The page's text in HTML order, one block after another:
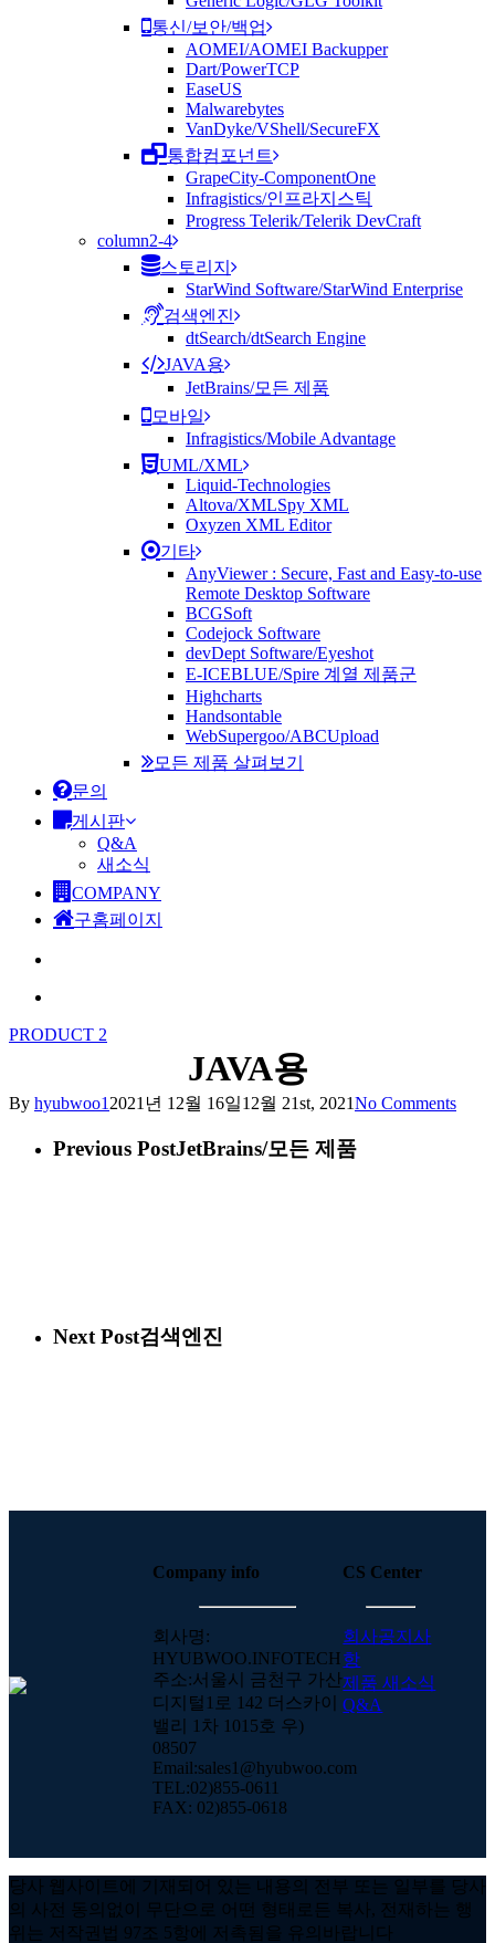
통신/보안/백업
AOMEI/AOMEI Backupper
Dart/PowerTCP
EaseUS
Malwarebytes
VanDyke/VShell/SecureFX
통합컴포넌트
GrapeCity-ComponentOne
Infragistics/인프라지스틱
Progress Telerik/Telerik DevCraft
column2-4
스토리지
StarWind Software/StarWind Enterprise
검색엔진
dtSearch/dtSearch Engine
JAVA용
JetBrains/모든 제품
모바일
Infragistics/Mobile Advantage
UML/XML
Liquid-Technologies
Altova/XMLSpy XML
Oxyzen XML Editor
기타
AnyViewer : Secure, Fast and Easy-to-use
Remote Desktop Software
BCGSoft
Codejock Software
devDept Software/Eyeshot
E-ICEBLUE/Spire 계열 제품군
Highcharts
Handsontable
WebSupergoo/ABCUpload
모든 제품 살펴보기
문의
게시판
Q&A
새소식
COMPANY
구홈페이지
PRODUCT 2
JAVA용
By hyubwoo1 2021년 12월 16일12월 21st, 2021No Comments
Previous PostJetBrains/모든 제품
Next Post검색엔진
Company info
회사명:
HYUBWOO.INFOTECH
주소:서울시 금천구 가산
디지털1로 142 더스카이
밸리 1차 1015호 우)
08507
Email:sales1@hyubwoo.com
TEL:02)855-0611
FAX: 02)855-0618
CS Center
회사공지사
항
제품 새소식
Q&A
당사 웹사이트에 기재되어 있는 내용의 전부 또는 일부를 당사
의 사전 동의없이 무단으로 어떤 형태로든 복사, 전재하는 행
위는 저작권법 97조 5항에 저촉됨을 유의바랍니다